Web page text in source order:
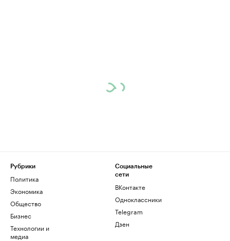
Рубрики
Политика
Экономика
Общество
Бизнес
Технологии и
медиа
Социальные
сети
ВКонтакте
Одноклассники
Telegram
Дзен